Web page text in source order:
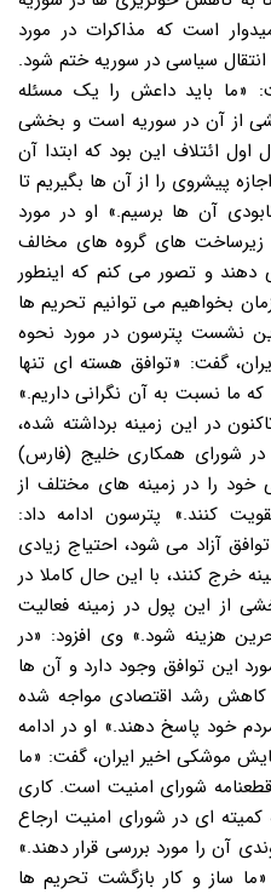
است که مذاکرات در مورد
سیاسی در سوریه ختم شود.
«ما باید داعش را یک مسئله
از آن در سوریه است و بخشی
ائتلاف این بود که ابتدا آن
پیشروی را از آن ها بگیریم تا
آن ها برسیم.» او در مورد
زیرساخت های گروه های مخالف
دهند و تصور می کنم که اینطور
بخواهیم می توانیم تحریم ها
نشست پترسون در مورد نحوه
گفت: «توافق هسته ای تنها
ما نسبت به آن نگرانی داریم.»
در این زمینه برداشته شده،
در شورای همکاری خلیج (فارس)
خود را در زمینه های مختلف از
کنند.» پترسون ادامه داد:
آزاد می شود، احتیاج زیادی
خرج کنند، با این حال کاملا در
از این پول در زمینه فعالیت
هزینه شود.» وی افزود: «در
این توافق وجود دارد و آن ها
کاهش رشد اقتصادی مواجه شده
خود پاسخ دهند.» او در ادامه
موشکی اخیر ایران، گفت: «ما
شورای امنیت است. کاری
ای در شورای امنیت ارجاع
آن را مورد بررسی قرار دهند.»
ساز و کار بازگشت تحریم ها